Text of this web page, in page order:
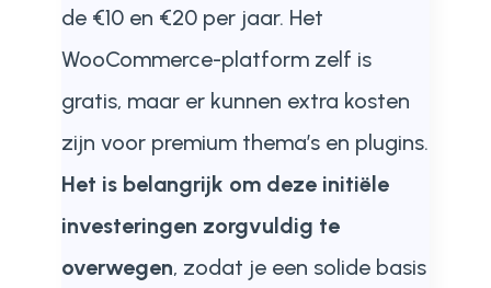
de €10 en €20 per jaar. Het
WooCommerce-platform zelf is
gratis, maar er kunnen extra kosten
zijn voor premium thema’s en plugins.
Het is belangrijk om deze initiële
investeringen zorgvuldig te
overwegen, zodat je een solide basis